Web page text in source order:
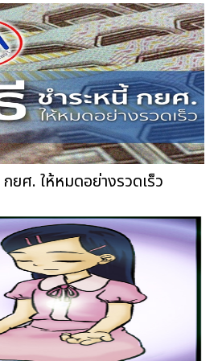
ยศ. ให้หมดอย่างรวดเร็ว